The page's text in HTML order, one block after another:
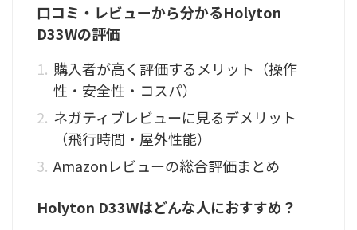
口コミ・レビューから分かるHolyton
D33Wの評価
購入者が高く評価するメリット（操作
性・安全性・コスパ）
ネガティブレビューに見るデメリット
（飛行時間・屋外性能）
Amazonレビューの総合評価まとめ
Holyton D33Wはどんな人におすすめ？